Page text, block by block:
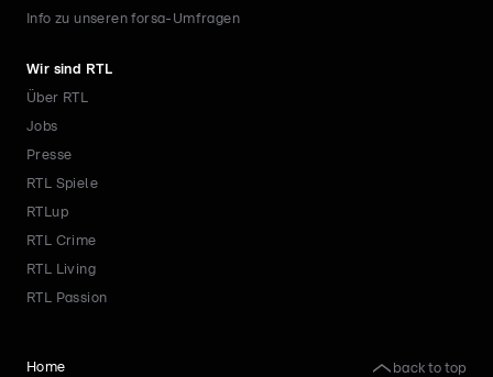
Info zu unseren forsa-Umfragen
Wir sind RTL
Über RTL
Jobs
Presse
RTL Spiele
RTLup
RTL Crime
RTL Living
RTL Passion
Home back to top